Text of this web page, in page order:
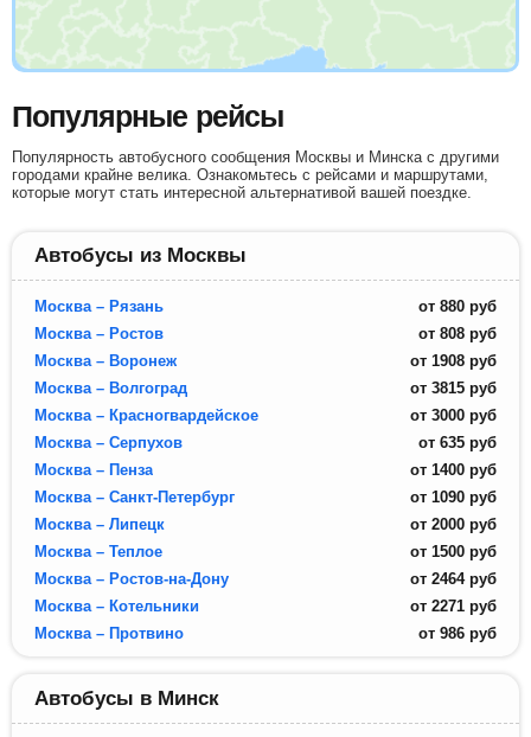
Популярные рейсы
Популярность автобусного сообщения Москвы и Минска с другими
городами крайне велика. Ознакомьтесь с рейсами и маршрутами,
которые могут стать интересной альтернативой вашей поездке.
Автобусы из Москвы
Москва – Рязань от 880 руб
Москва – Ростов
от 808 руб
Москва – Воронеж
от 1908 руб
Москва – Волгоград
от 3815 руб
Москва – Красногвардейское
от 3000 руб
Москва – Серпухов
от 635 руб
Москва – Пенза
от 1400 руб
Москва – Санкт-Петербург
от 1090 руб
Москва – Липецк
от 2000 руб
Москва – Теплое
от 1500 руб
Москва – Ростов-на-Дону
от 2464 руб
Москва – Котельники
от 2271 руб
Москва – Протвино
от 986 руб
Автобусы в Минск